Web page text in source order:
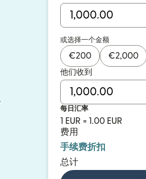
或选择一个金额
€200 €2,000
他们收到
每日汇率
1 EUR = 1.00 EUR
费用
手续费折扣
总计